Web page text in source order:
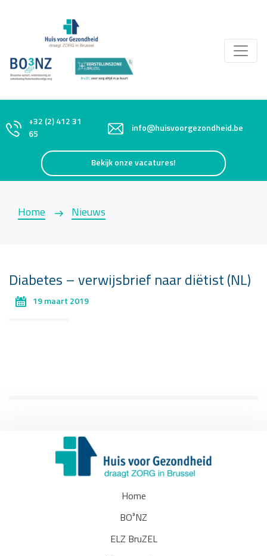
+32 (2) 412 31
65
info@huisvoorgezondheid.be
Bekijk onze vacatures!
Home Nieuws
Diabetes – verwijsbrief naar diëtist (NL)
19 maart 2019
Home
BO³NZ
ELZ BruZEL